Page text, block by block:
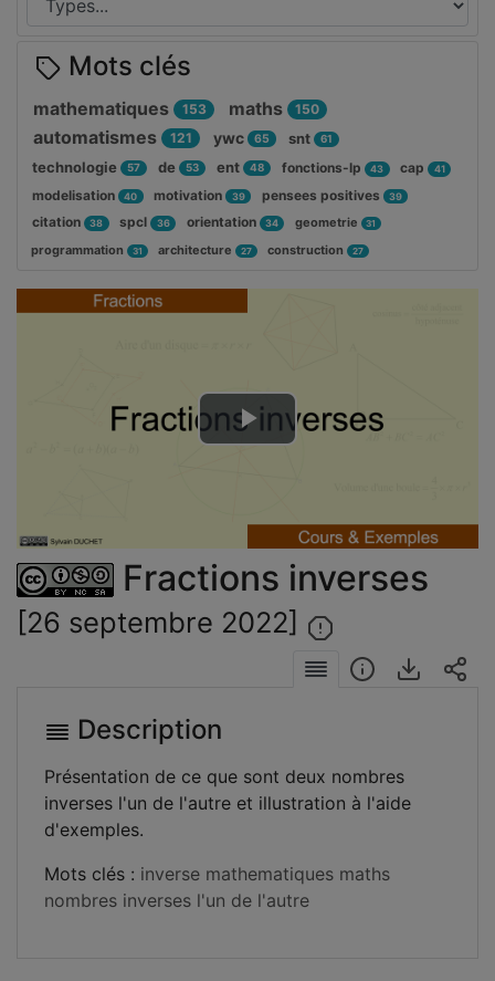
Lire
vidéo
Fractions inverses
[26 septembre 2022]
Description
Présentation de ce que sont deux nombres
inverses l'un de l'autre et illustration à l'aide
d'exemples.
Mots clés : inverse mathematiques maths
nombres inverses l'un de l'autre
Mots clés
mathematiques 153 maths 150
automatismes 121 ywc 65 snt 61
technologie 57 de 53 ent 48 fonctions-lp 43 cap 41
modelisation 40 motivation 39 pensees positives 39
citation 38 spcl 36 orientation 34 geometrie 31
programmation 31 architecture 27 construction 27